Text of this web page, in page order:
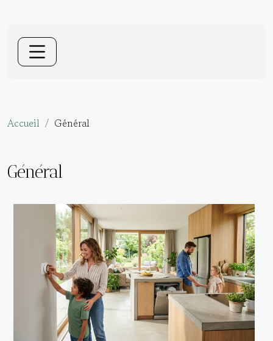
Accueil Général
Général